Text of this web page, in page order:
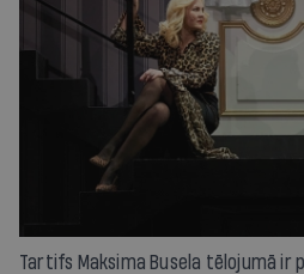
Tartifs Maksima Busela tēlojumā ir